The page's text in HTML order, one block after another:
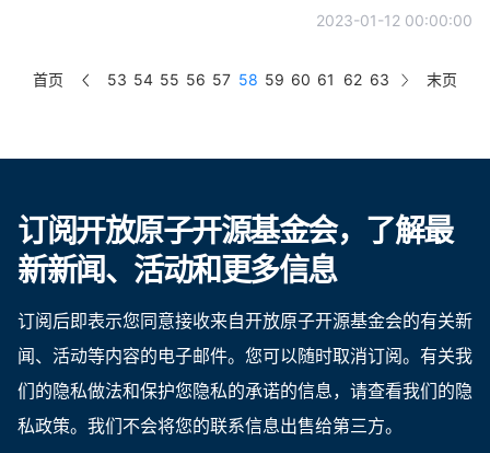
源技术沙龙（大连站）成功举办。本次活动是「源聚一堂」开源技
建开源领域的交流合作平台。
2023-01-12 00:00:00
首页 53 54 55 56 57 58 59 60 61 62 63 末页
订阅开放原子开源基金会，了解最
新新闻、活动和更多信息
订阅后即表示您同意接收来自开放原子开源基金会的有关新
闻、活动等内容的电子邮件。您可以随时取消订阅。有关我
们的隐私做法和保护您隐私的承诺的信息，请查看我们的隐
私政策。我们不会将您的联系信息出售给第三方。